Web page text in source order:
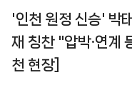
'인천 원정 신승' 박
재 칭찬 "압박·연계
천 현장]